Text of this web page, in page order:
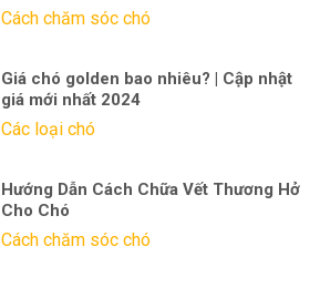
Cách chăm sóc chó
Giá chó golden bao nhiêu? | Cập nhật
giá mới nhất 2024
Các loại chó
Hướng Dẫn Cách Chữa Vết Thương Hở
Cho Chó
Cách chăm sóc chó